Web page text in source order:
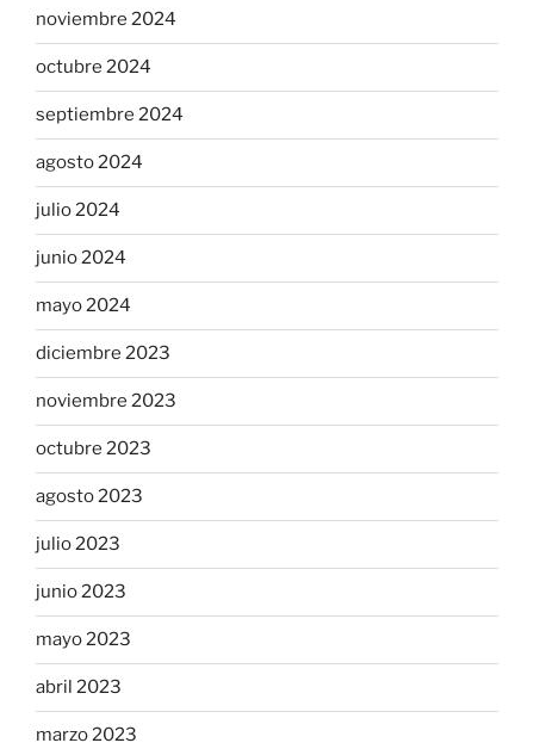
noviembre 2024
octubre 2024
septiembre 2024
agosto 2024
julio 2024
junio 2024
mayo 2024
diciembre 2023
noviembre 2023
octubre 2023
agosto 2023
julio 2023
junio 2023
mayo 2023
abril 2023
marzo 2023